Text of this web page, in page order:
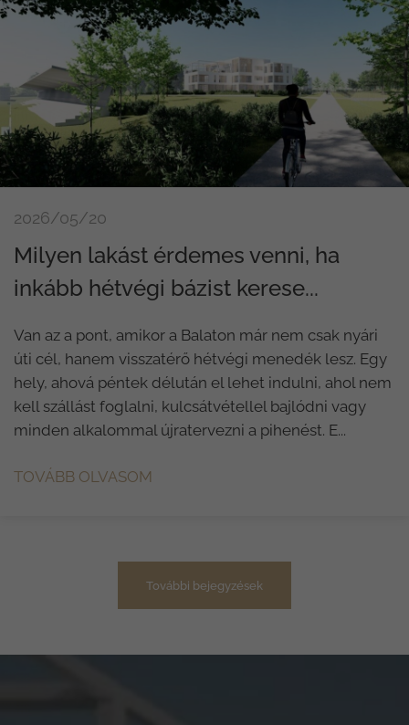
2026/05/20
Milyen lakást érdemes venni, ha
inkább hétvégi bázist kerese...
Van az a pont, amikor a Balaton már nem csak nyári
úti cél, hanem visszatérő hétvégi menedék lesz. Egy
hely, ahová péntek délután el lehet indulni, ahol nem
kell szállást foglalni, kulcsátvétellel bajlódni vagy
minden alkalommal újratervezni a pihenést. E...
TOVÁBB OLVASOM
További bejegyzések